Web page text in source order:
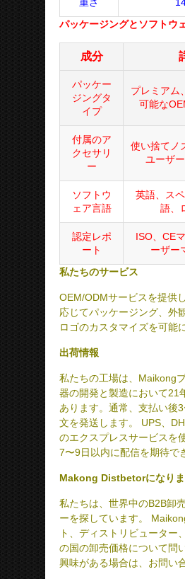
重さ
パッケージングとソフトウ
成分
パッケー
ジングタ
イプ
プレミアム
可能な
付属のア
クセサリ
ー
使い捨てノ
ユーザ
ソフトウ
ェア言語
英語、ス
語、
認定レポ
ート
ISO、CE
ーザー
私たちのサービス
OEM/ODMサービスを提供
応じてパッケージング、外
ロゴのカスタマイズを可能
出荷情報
私たちの工場は、Maikong
器の開発と製造において21
あります。通常、支払い後
文を発送します。 UPS、
のエクスプレスサービスを
7〜9日以内に配信を期待で
Makong Distbetorになり
私たちは、世界中のB2B卸
ーを探しています。
ト、ディストリビューター
の国の卸売価格について問
興味がある場合は、お問い